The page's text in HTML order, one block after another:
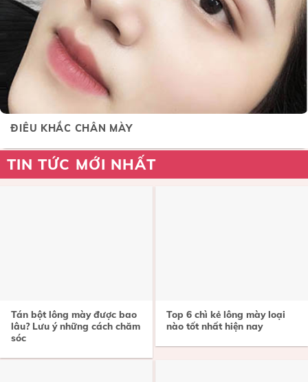
ĐIÊU KHẮC CHÂN MÀY
TIN TỨC MỚI NHẤT
Tán bột lông mày được bao
lâu? Lưu ý những cách chăm
sóc
Top 6 chì kẻ lông mày loại
nào tốt nhất hiện nay